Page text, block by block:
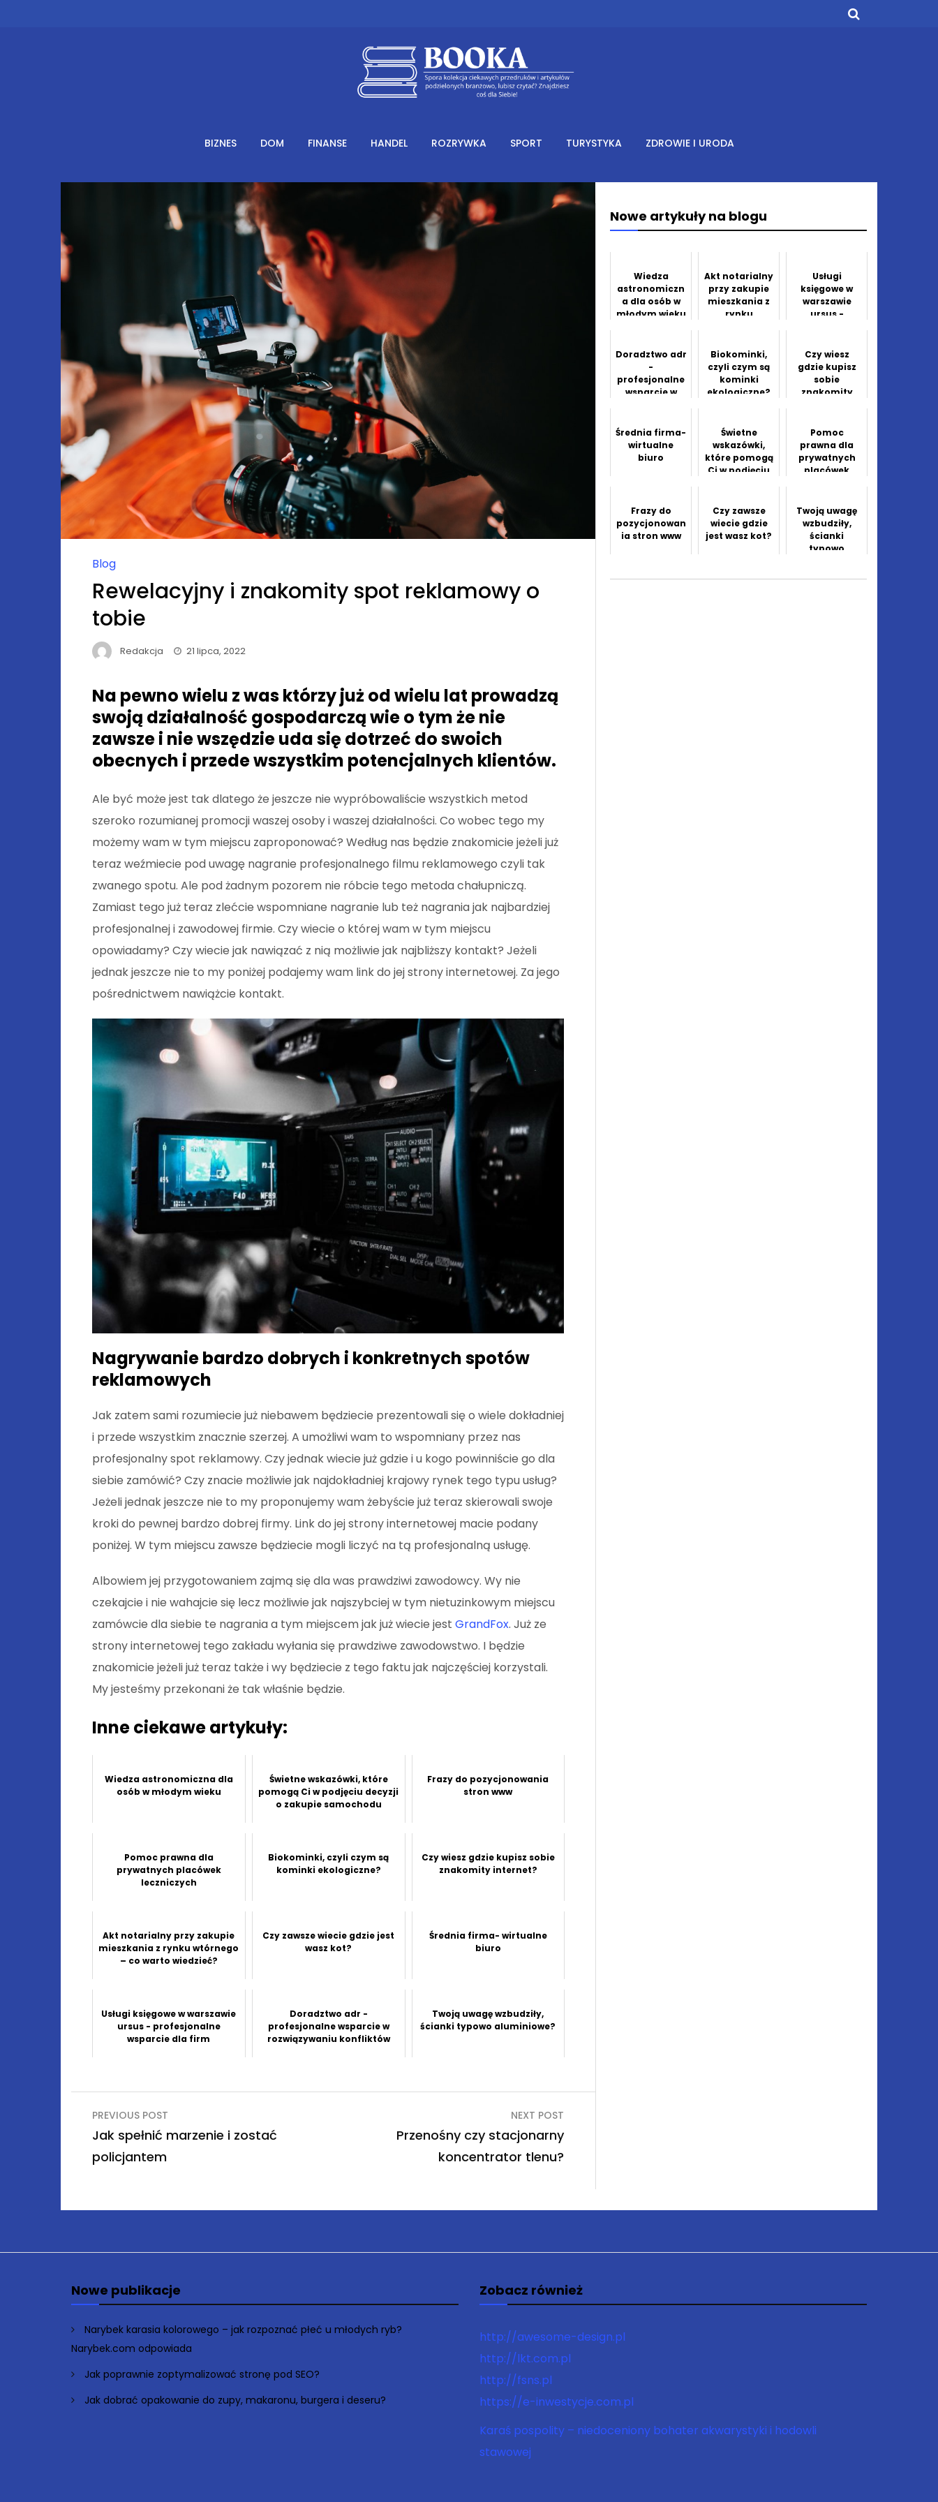
BIZNES DOM FINANSE HANDEL ROZRYWKA SPORT TURYSTYKA ZDROWIE I URODA
Blog
Rewelacyjny i znakomity spot reklamowy o
tobie
Redakcja 21 lipca, 2022
Na pewno wielu z was którzy już od wielu lat prowadzą
swoją działalność gospodarczą wie o tym że nie
zawsze i nie wszędzie uda się dotrzeć do swoich
obecnych i przede wszystkim potencjalnych klientów.
Ale być może jest tak dlatego że jeszcze nie wypróbowaliście wszystkich metod
szeroko rozumianej promocji waszej osoby i waszej działalności. Co wobec tego my
możemy wam w tym miejscu zaproponować? Według nas będzie znakomicie jeżeli już
teraz weźmiecie pod uwagę nagranie profesjonalnego filmu reklamowego czyli tak
zwanego spotu. Ale pod żadnym pozorem nie róbcie tego metoda chałupniczą.
Zamiast tego już teraz zlećcie wspomniane nagranie lub też nagrania jak najbardziej
profesjonalnej i zawodowej firmie. Czy wiecie o której wam w tym miejscu
opowiadamy? Czy wiecie jak nawiązać z nią możliwie jak najbliższy kontakt? Jeżeli
jednak jeszcze nie to my poniżej podajemy wam link do jej strony internetowej. Za jego
pośrednictwem nawiążcie kontakt.
Nagrywanie bardzo dobrych i konkretnych spotów
reklamowych
Jak zatem sami rozumiecie już niebawem będziecie prezentowali się o wiele dokładniej
i przede wszystkim znacznie szerzej. A umożliwi wam to wspomniany przez nas
profesjonalny spot reklamowy. Czy jednak wiecie już gdzie i u kogo powinniście go dla
siebie zamówić? Czy znacie możliwie jak najdokładniej krajowy rynek tego typu usług?
Jeżeli jednak jeszcze nie to my proponujemy wam żebyście już teraz skierowali swoje
kroki do pewnej bardzo dobrej firmy. Link do jej strony internetowej macie podany
poniżej. W tym miejscu zawsze będziecie mogli liczyć na tą profesjonalną usługę.
Albowiem jej przygotowaniem zajmą się dla was prawdziwi zawodowcy. Wy nie
czekajcie i nie wahajcie się lecz możliwie jak najszybciej w tym nietuzinkowym miejscu
zamówcie dla siebie te nagrania a tym miejscem jak już wiecie jest GrandFox. Już ze
strony internetowej tego zakładu wyłania się prawdziwe zawodowstwo. I będzie
znakomicie jeżeli już teraz także i wy będziecie z tego faktu jak najczęściej korzystali.
My jesteśmy przekonani że tak właśnie będzie.
Inne ciekawe artykuły:
Wiedza astronomiczna dla
osób w młodym wieku
Świetne wskazówki, które
pomogą Ci w podjęciu decyzji
o zakupie samochodu
Frazy do pozycjonowania
stron www
Pomoc prawna dla
prywatnych placówek
leczniczych
Biokominki, czyli czym są
kominki ekologiczne?
Czy wiesz gdzie kupisz sobie
znakomity internet?
Akt notarialny przy zakupie
mieszkania z rynku wtórnego
– co warto wiedzieć?
Czy zawsze wiecie gdzie jest
wasz kot?
Średnia firma- wirtualne
biuro
Usługi księgowe w warszawie
ursus - profesjonalne
wsparcie dla firm
Doradztwo adr -
profesjonalne wsparcie w
rozwiązywaniu konfliktów
Twoją uwagę wzbudziły,
ścianki typowo aluminiowe?
Nawigacja
wpisu
PREVIOUS POST
Jak spełnić marzenie i zostać
policjantem
NEXT POST
Przenośny czy stacjonarny
koncentrator tlenu?
Nowe artykuły na blogu
Wiedza
astronomiczn
a dla osób w
młodym wieku
Akt notarialny
przy zakupie
mieszkania z
rynku
wiedzieć?
Usługi
księgowe w
warszawie
ursus -
firm
Doradztwo adr
-
profesjonalne
wsparcie w
Biokominki,
czyli czym są
kominki
ekologiczne?
Czy wiesz
gdzie kupisz
sobie
znakomity
Średnia firma-
wirtualne
biuro
Świetne
wskazówki,
które pomogą
Ci w podjęciu
samochodu
Pomoc
prawna dla
prywatnych
placówek
Frazy do
pozycjonowan
ia stron www
Czy zawsze
wiecie gdzie
jest wasz kot?
Twoją uwagę
wzbudziły,
ścianki
typowo
Nowe publikacje
Narybek karasia kolorowego – jak rozpoznać płeć u młodych ryb?
Narybek.com odpowiada
Jak poprawnie zoptymalizować stronę pod SEO?
Jak dobrać opakowanie do zupy, makaronu, burgera i deseru?
Zobacz również
http://awesome-design.pl
http://lkt.com.pl
http://fsns.pl
https://e-inwestycje.com.pl
Karaś pospolity – niedoceniony bohater akwarystyki i hodowli
stawowej